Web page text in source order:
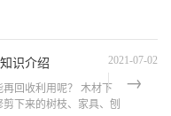
识介绍 2021-07-02
回收利用呢？ 木材下
下来的树枝、家具、刨